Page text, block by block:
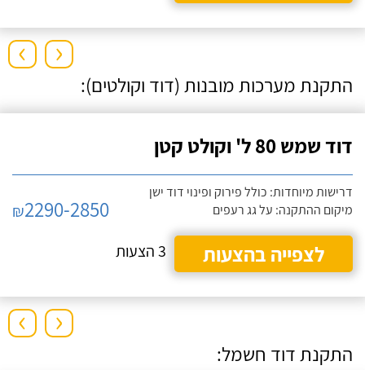
› ‹
התקנת מערכות מובנות (דוד וקולטים):
דוד שמש 80 ל' וקולט קטן
דרישות מיוחדות: כולל פירוק ופינוי דוד ישן
מיקום ההתקנה: על גג רעפים
₪2290-2850
לצפייה בהצעות
3 הצעות
› ‹
התקנת דוד חשמל: